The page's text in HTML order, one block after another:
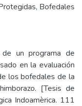
, Bofedales
un programa de
en la evaluación
los bofedales de la
[Tesis de
Indoamèrica. 111